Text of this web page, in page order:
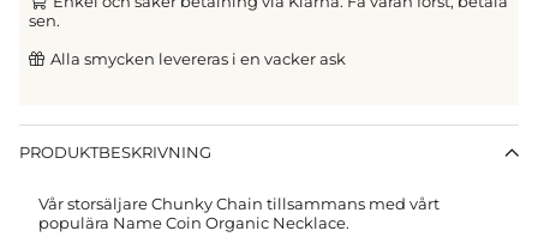
sen.
Alla smycken levereras i en vacker ask
PRODUKTBESKRIVNING
Vår storsäljare Chunky Chain tillsammans med vårt
populära Name Coin Organic Necklace.